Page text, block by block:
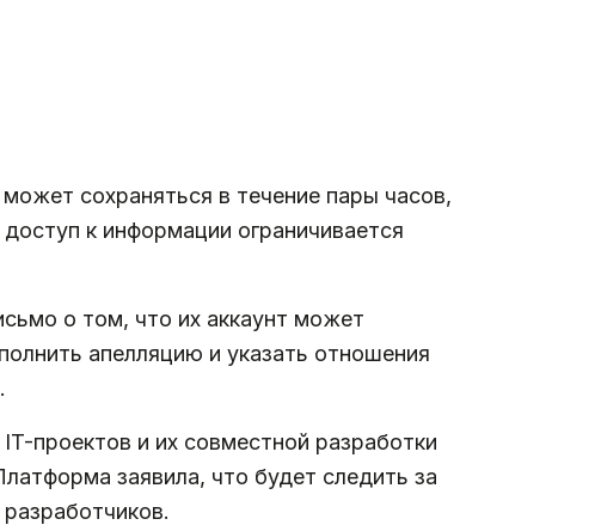
сохраняться в течение пары часов,
к информации ограничивается
о том, что их аккаунт может
апелляцию и указать отношения
проектов и их совместной разработки
заявила, что будет следить за